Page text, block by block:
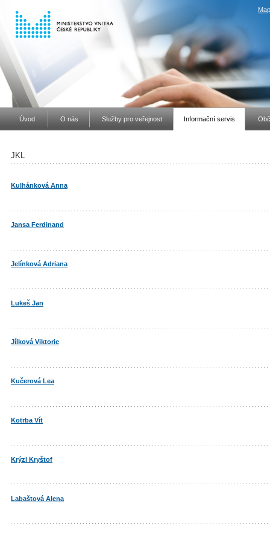
Úvod O nás Služby pro veřejnost Informační servis
JKL
Kulhánková Anna
Jansa Ferdinand
Jelínková Adriana
Lukeš Jan
Jílková Viktorie
Kučerová Lea
Kotrba Vít
Krýzl Kryštof
Labaštová Alena